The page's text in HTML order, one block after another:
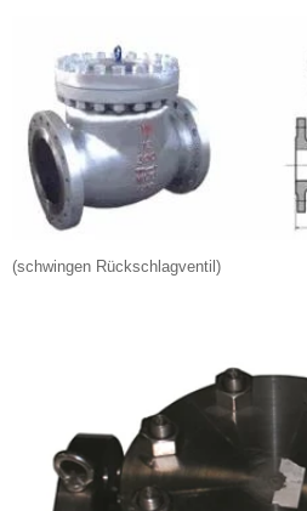
(schwingen Rückschlagventil)